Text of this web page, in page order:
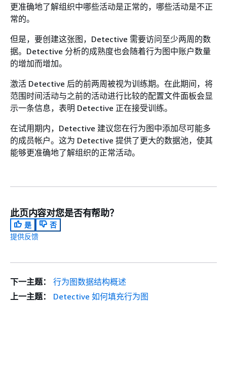
更准确地了解组织中哪些活动是正常的，哪些活动是不正
常的。
但是，要创建这张图，Detective 需要访问至少两周的数
据。Detective 分析的成熟度也会随着行为图中账户数量
的增加而增加。
激活 Detective 后的前两周被视为训练期。在此期间，将
范围时间活动与之前的活动进行比较的配置文件面板会显
示一条信息，表明 Detective 正在接受训练。
在试用期内，Detective 建议您在行为图中添加尽可能多
的成员帐户。这为 Detective 提供了更大的数据池，使其
能够更准确地了解组织的正常活动。
此页内容对您是否有帮助？
是
否
提供反馈
下一主题：
行为图数据结构概述
上一主题：
Detective 如何填充行为图